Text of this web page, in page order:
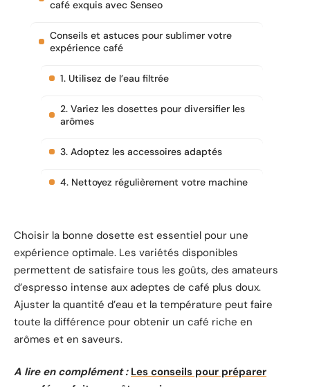
café exquis avec Senseo
Conseils et astuces pour sublimer votre
expérience café
1. Utilisez de l’eau filtrée
2. Variez les dosettes pour diversifier les
arômes
3. Adoptez les accessoires adaptés
4. Nettoyez régulièrement votre machine
Choisir la bonne dosette est essentiel pour une
expérience optimale. Les variétés disponibles
permettent de satisfaire tous les goûts, des amateurs
d’espresso intense aux adeptes de café plus doux.
Ajuster la quantité d’eau et la température peut faire
toute la différence pour obtenir un café riche en
arômes et en saveurs.
A lire en complément : Les conseils pour préparer